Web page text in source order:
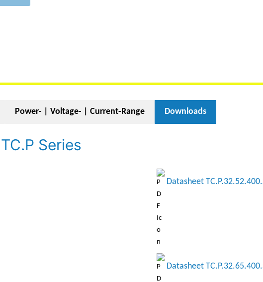
Power- | Voltage- | Current-Range Downloads
Series
Datasheet
Datasheet